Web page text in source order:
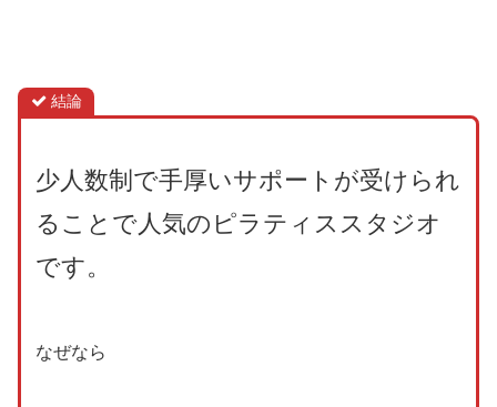
結論
少人数制で手厚いサポートが受けられ
ることで人気のピラティススタジオ
です。
なぜなら